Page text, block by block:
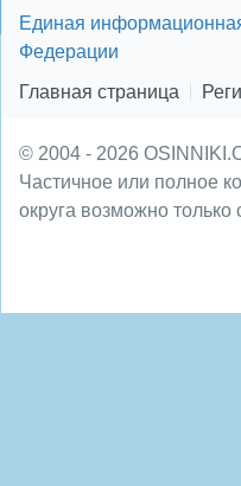
Единая
Федерации
Главная страница
© 2004 - 2026
Частичное или полное
округа возможно